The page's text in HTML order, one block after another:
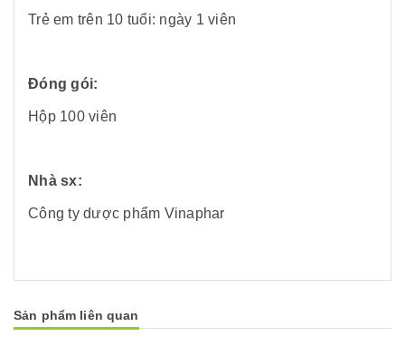
Trẻ em trên 10 tuổi: ngày 1 viên
Đóng gói:
Hộp 100 viên
Nhà sx:
Công ty dược phẩm Vinaphar
Sản phẩm liên quan